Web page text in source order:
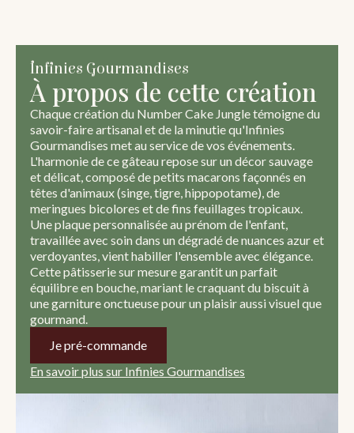
Infinies Gourmandises
À propos de cette création
Chaque création du Number Cake Jungle témoigne du
savoir-faire artisanal et de la minutie qu'Infinies
Gourmandises met au service de vos événements.
L'harmonie de ce gâteau repose sur un décor sauvage
et délicat, composé de petits macarons façonnés en
têtes d'animaux (singe, tigre, hippopotame), de
meringues bicolores et de fins feuillages tropicaux.
Une plaque personnalisée au prénom de l'enfant,
travaillée avec soin dans un dégradé de nuances azur et
verdoyantes, vient habiller l'ensemble avec élégance.
Cette pâtisserie sur mesure garantit un parfait
équilibre en bouche, mariant le craquant du biscuit à
une garniture onctueuse pour un plaisir aussi visuel que
gourmand.
Je pré-commande
En savoir plus sur Infinies Gourmandises